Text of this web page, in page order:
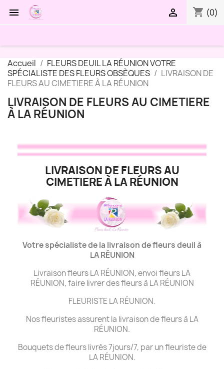
 shopping_cart (0)

Accueil
FLEURS DEUIL LA RÉUNION VOTRE
SPÉCIALISTE DES FLEURS OBSÈQUES
LIVRAISON DE
FLEURS AU CIMETIERE À LA RÉUNION
LIVRAISON DE FLEURS AU CIMETIERE
À LA RÉUNION
LIVRAISON DE FLEURS AU
CIMETIERE À LA RÉUNION
Votre spécialiste de la livraison de fleurs deuil à
LARÉUNION
Livraison fleurs LA RÉUNION, envoi fleurs LA
RÉUNION, faire livrer des fleurs à LA RÉUNION
FLEURISTE LA RÉUNION.
Nos fleuristes assurent la livraison de fleurs à LA
RÉUNION.
Bouquets de fleurs livrés 7jours/7, par un fleuriste de
LA RÉUNION.